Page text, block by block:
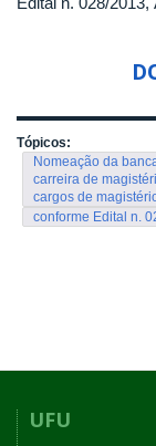
Tópicos:
Nomeação da
carreira de
cargos de
conforme Edital n.
UFU